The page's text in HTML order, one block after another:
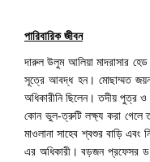
পারিবারিক জীবন
দারুল উলুম আলিয়া মাদরাসার
সূত্রে আবদ্ধ হন। মোছাম্মত
অধিকারীনি ছিলেন। তদীয় পুত্র
কোন ভুল-ত্রুটি লক্ষ্য করা গেলে
মাওলানা সাহেব শ্বশুর বাড়ি এবং
এর অধিকারী। বড়জন প্রফেসর ড.